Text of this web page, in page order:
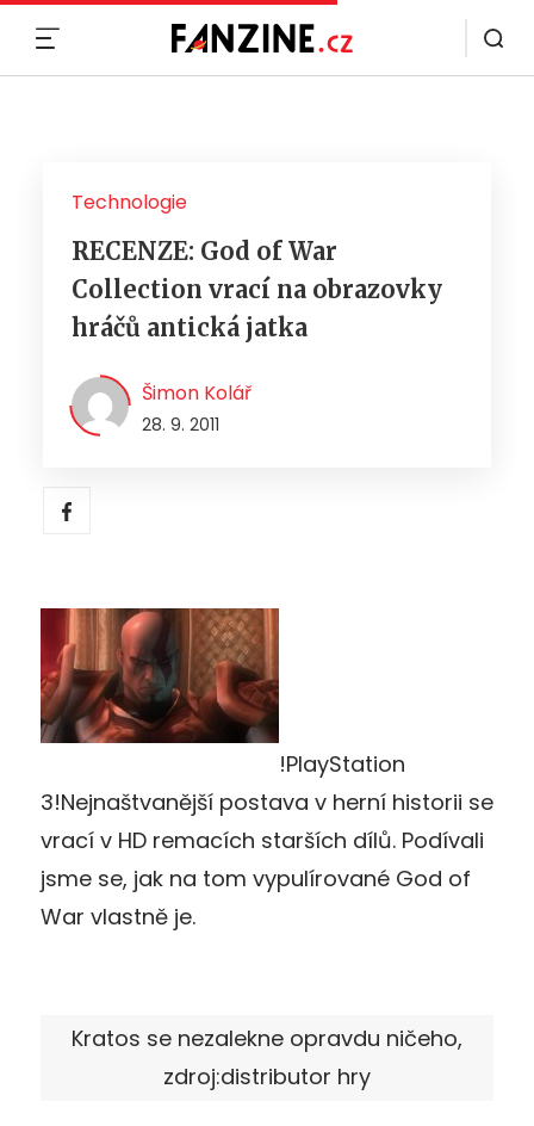
Technologie
RECENZE: God of War
Collection vrací na obrazovky
hráčů antická jatka
Šimon Kolář
28. 9. 2011
!PlayStation
3!Nejnaštvanější postava v herní historii se
vrací v HD remacích starších dílů. Podívali
jsme se, jak na tom vypulírované God of
War vlastně je.
Kratos se nezalekne opravdu ničeho,
zdroj:distributor hry